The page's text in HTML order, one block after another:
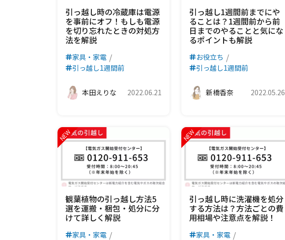
引っ越し時の冷蔵庫は電源
を事前にオフ！もしも電源
を切り忘れたときの対処方
法を解説
家具・家電
引っ越し1週間前
本田えりな 2022.06.21
引っ越し1週間前までにや
ることは？1週間前から前
日までのやることと気にな
るポイントも解説
お役立ち
引っ越し1週間前
新橋香奈 2022.05.26
観葉植物の引っ越し方法5
選を運搬・梱包・処分に分
けて詳しく解説
家具・家電
引っ越し時に洗濯機を処分
する方法は？方法ごとの費
用相場や注意点を解説！
家具・家電